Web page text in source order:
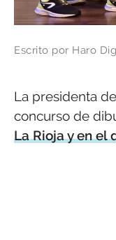
Escrito por Haro
La presidenta
concurso de
La Rioja y en el